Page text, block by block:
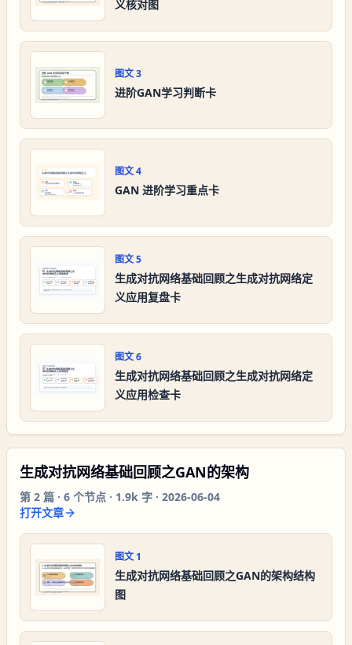
义核对图
图文3
进阶GAN学习判断卡
图文4
GAN 进阶学习重点卡
图文5
生成对抗网络基础回顾之生成对抗网络定
义应用复盘卡
图文6
生成对抗网络基础回顾之生成对抗网络定
义应用检查卡
生成对抗网络基础回顾之GAN的架构
第 2 篇 · 6 个节点 · 1.9k 字 · 2026-06-04
打开文章
图文 1
生成对抗网络基础回顾之GAN的架构结构
图